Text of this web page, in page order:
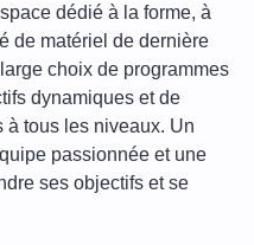
dédié à la forme, à
de matériel de dernière
choix de programmes
dynamiques et de
tous les niveaux. Un
passionnée et une
ses objectifs et se